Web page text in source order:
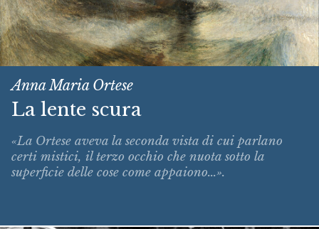
Anna Maria Ortese
La lente scura
«La Ortese aveva la seconda vista di cui parlano
certi mistici, il terzo occhio che nuota sotto la
superficie delle cose come appaiono...».